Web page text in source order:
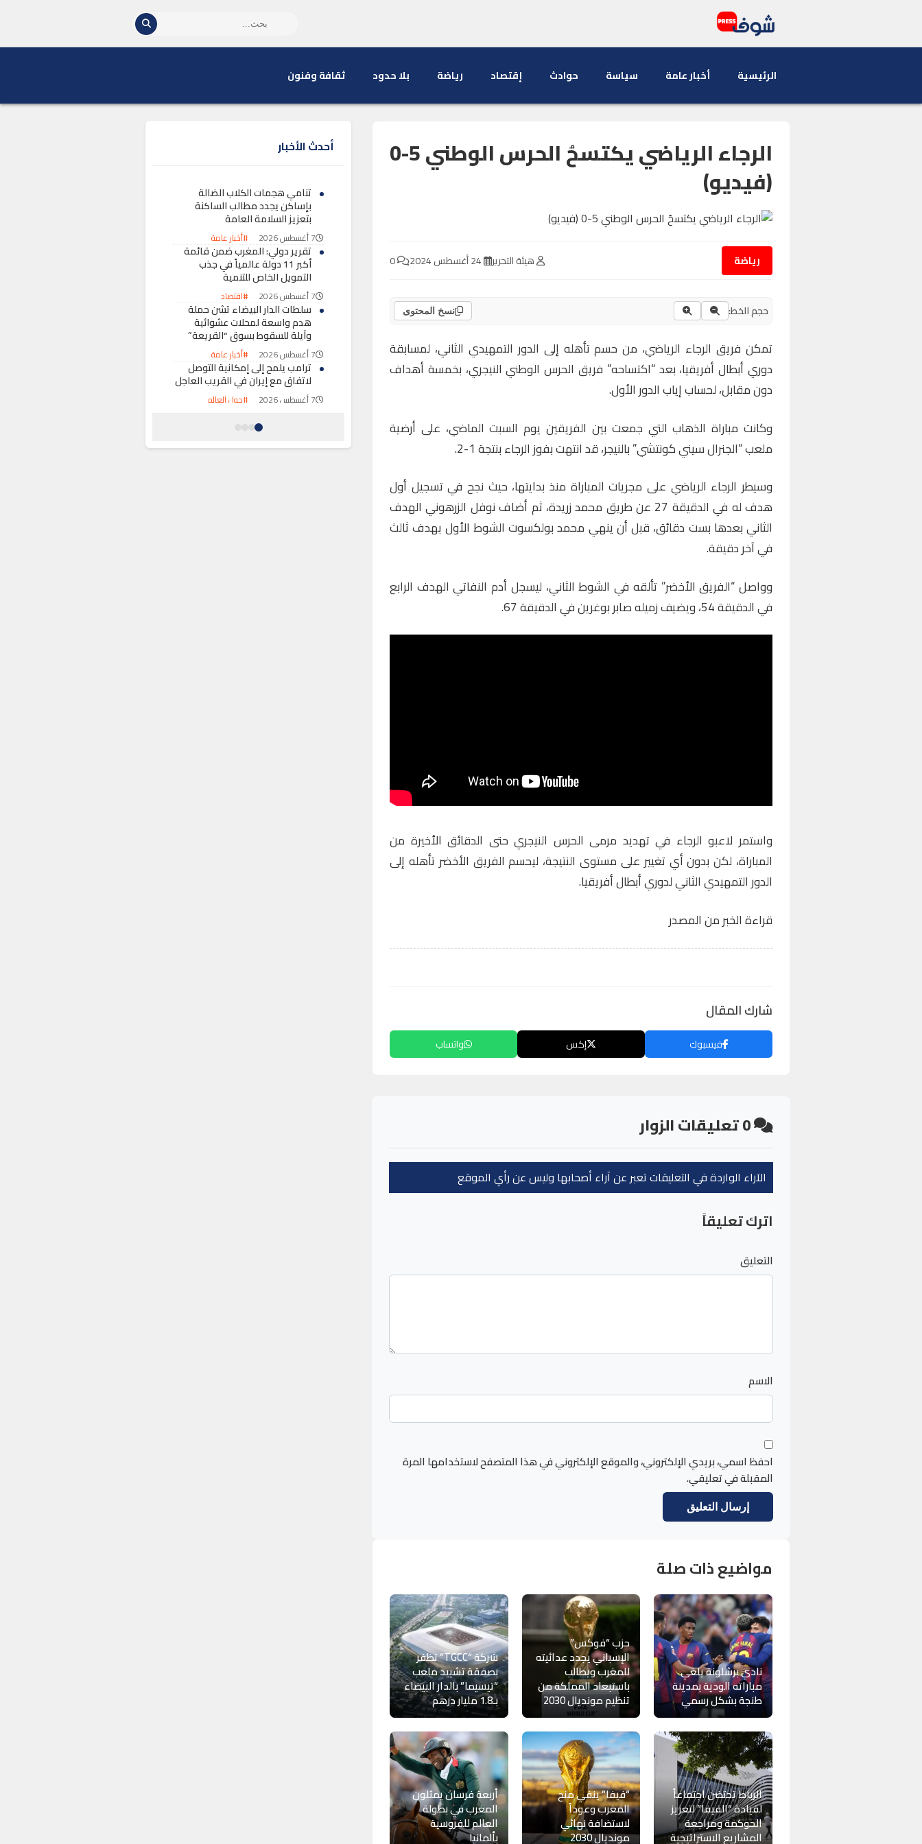
الرئيسية أخبار عامة سياسة حوادث إقتصاد رياضة بلا حدود ثقافة وفنون
الرجاء الرياضي يكتسحُ الحرس الوطني 5-0
(فيديو)
رياضة هيئة التحرير
حجم الخط: نسخ المحتوى
تمكن فريق الرجاء الرياضي، من حسم تأهله إلى الدور التمهيدي الثاني، لمسابقة
دوري أبطال أفريقيا، بعد “اكتساحه” فريق الحرس الوطني النيجري، بخمسة أهداف
دون مقابل، لحساب إياب الدور الأول.
وكانت مباراة الذهاب التي جمعت بين الفريقين يوم السبت الماضي، على أرضية
ملعب “الجنرال سيني كونتشي” بالنيجر، قد انتهت بفوز الرجاء بنتجة 1-2.
وسيطر الرجاء الرياضي على مجريات المباراة منذ بدايتها، حيث نجح في تسجيل أول
هدف له في الدقيقة 27 عن طريق محمد زريدة، ثم أضاف نوفل الزرهوني الهدف
الثاني بعدها بست دقائق، قبل أن ينهي محمد بولكسوت الشوط الأول بهدف ثالث
في آخر دقيقة.
وواصل “الفريق الأخضر” تألقه في الشوط الثاني، ليسجل أدم النفاتي الهدف الرابع
في الدقيقة 54، ويضيف زميله صابر بوغرين في الدقيقة 67.
واستمر لاعبو الرجاء في تهديد مرمى الحرس النيجري حتى الدقائق الأخيرة من
المباراة، لكن بدون أي تغيير على مستوى النتيجة، ليحسم الفريق الأخضر تأهله إلى
الدور التمهيدي الثاني لدوري أبطال أفريقيا.
قراءة الخبر من المصدر
شارك المقال
فيسبوك إكس واتساب
0تعليقات الزوار
الآراء الواردة في التعليقات تعبر عن آراء أصحابها وليس عن رأي الموقع
اترك تعليقاً
التعليق
الاسم
احفظ اسمي، بريدي الإلكتروني، والموقع الإلكتروني في هذا المتصفح لاستخدامها المرة
المقبلة في تعليقي.
مواضيع ذات صلة
نادي برشلونة يلغي
مباراته الودية بمدينة
طنجة بشكل رسمي
حزب “فوكس”
الإسباني يجدد عدائيته
للمغرب ويطالب
باستبعاد المملكة من
تنظيم مونديال 2030
شركة “TGCC” تظفر
بصفقة تشييد ملعب
“تيسيما” بالدار البيضاء
بـ1.8 مليار درهم
الرباط تحتضن اجتماعاً
لقيادة “الفيفا” لتعزيز
الحوكمة ومراجعة
المشاريع الاستراتيجية
“فيفا” ينفي منح
المغرب وعوداً
لاستضافة نهائي
مونديال 2030
أربعة فرسان يمثلون
المغرب في بطولة
العالم للفروسية
بألمانيا
أحدث الأخبار
تنامي هجمات الكلاب الضالة
بإساكن يجدد مطالب الساكنة
بتعزيز السلامة العامة
7 أغسطس 2026 #أخبار عامة
تقرير دولي: المغرب ضمن قائمة
أكبر 11 دولة عالمياً في جذب
التمويل الخاص للتنمية
7 أغسطس 2026 #اقتصاد
سلطات الدار البيضاء تشن حملة
هدم واسعة لمحلات عشوائية
وآيلة للسقوط بسوق “القريعة”
7 أغسطس 2026 #أخبار عامة
ترامب يلمح إلى إمكانية التوصل
لاتفاق مع إيران في القريب العاجل
7 أغسطس 2026 #حول العالم
السبت ينتهي بمقتل شاب وإصابة